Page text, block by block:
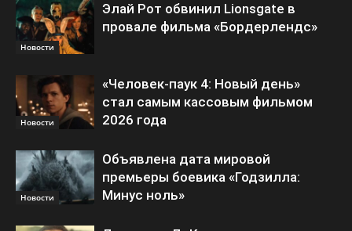
Новости
Элай Рот обвинил Lionsgate в
провале фильма «Бордерлендс»
Новости
«Человек-паук 4: Новый день»
стал самым кассовым фильмом
2026 года
Новости
Объявлена дата мировой
премьеры боевика «Годзилла:
Минус ноль»